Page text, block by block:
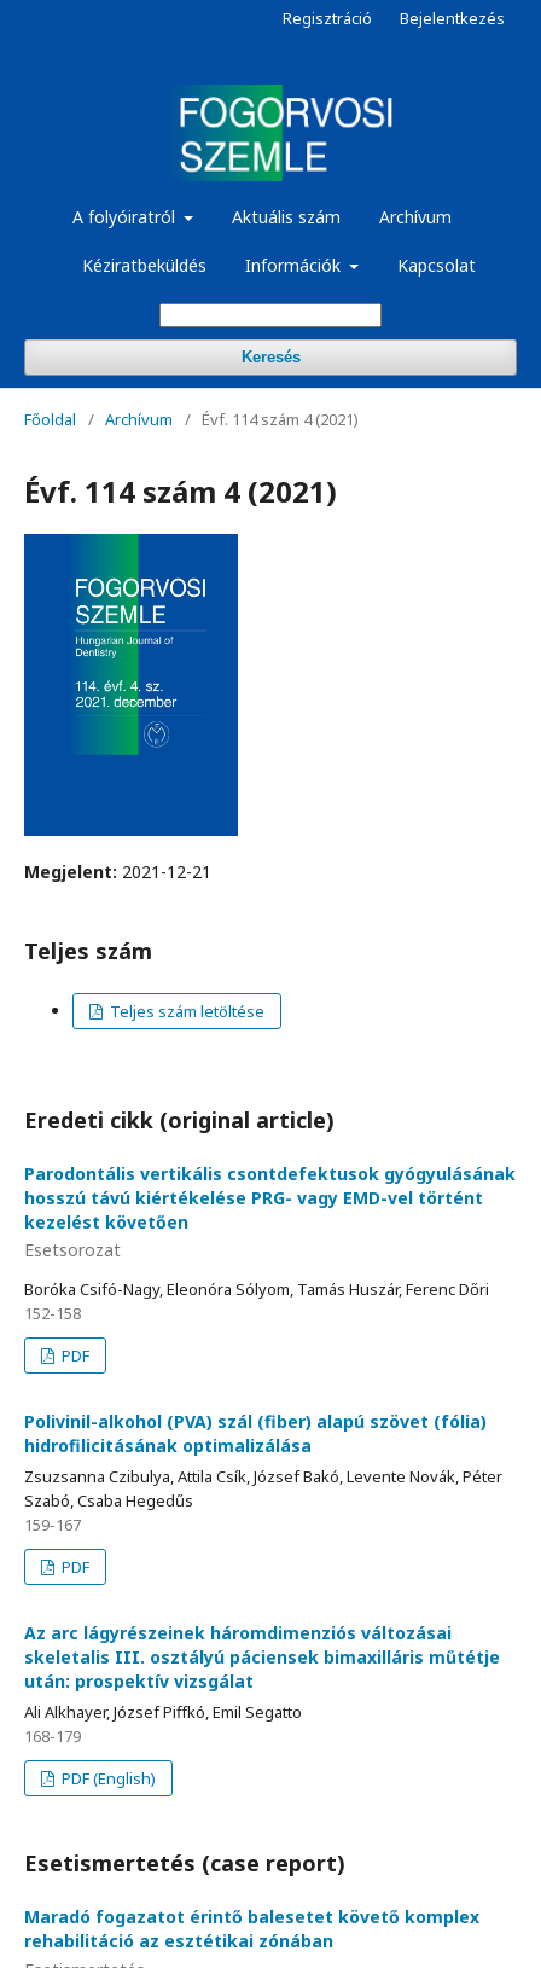
A folyóiratról Aktuális szám Archívum
Kéziratbeküldés Információk Kapcsolat
Keresés
Regisztráció Bejelentkezés
Főoldal / Archívum / Évf. 114 szám 4 (2021)
Évf. 114 szám 4 (2021)
Megjelent: 2021-12-21
Teljes szám
Teljes szám letöltése
Eredeti cikk (original article)
Parodontális vertikális csontdefektusok gyógyulásának
hosszú távú kiértékelése PRG- vagy EMD-vel történt
kezelést követően
Esetsorozat
Boróka Csifó-Nagy, Eleonóra Sólyom, Tamás Huszár, Ferenc Dőri
152-158
PDF
Polivinil-alkohol (PVA) szál (fiber) alapú szövet (fólia)
hidrofilicitásának optimalizálása
Zsuzsanna Czibulya, Attila Csík, József Bakó, Levente Novák, Péter
Szabó, Csaba Hegedűs
159-167
PDF
Az arc lágyrészeinek háromdimenziós változásai
skeletalis III. osztályú páciensek bimaxilláris műtétje
után: prospektív vizsgálat
Ali Alkhayer, József Piffkó, Emil Segatto
168-179
PDF (English)
Esetismertetés (case report)
Maradó fogazatot érintő balesetet követő komplex
rehabilitáció az esztétikai zónában